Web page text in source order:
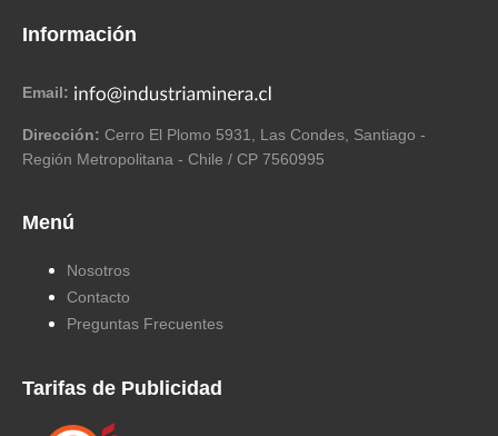
Información
Email:
Dirección: Cerro El Plomo 5931, Las Condes, Santiago -
Región Metropolitana - Chile / CP 7560995
Menú
Nosotros
Contacto
Preguntas Frecuentes
Tarifas de Publicidad